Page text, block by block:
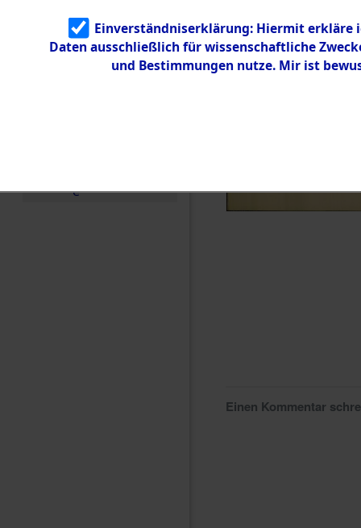
Identifizierun
g
5.3.3
Todesmärsch
e
Einen Kommentar
Einverständniserklärung: Hiermit erkläre
Daten ausschließlich für wissenschaftliche
und Bestimmungen nutze. Mir ist